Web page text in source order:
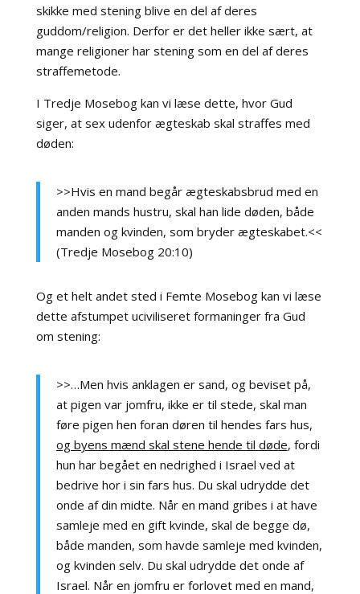
skikke med stening blive en del af deres
guddom/religion. Derfor er det heller ikke sært, at
mange religioner har stening som en del af deres
straffemetode.
I Tredje Mosebog kan vi læse dette, hvor Gud
siger, at sex udenfor ægteskab skal straffes med
døden:
>>Hvis en mand begår ægteskabsbrud med en
anden mands hustru, skal han lide døden, både
manden og kvinden, som bryder ægteskabet.<<
(Tredje Mosebog 20:10)
Og et helt andet sted i Femte Mosebog kan vi læse
dette afstumpet uciviliseret formaninger fra Gud
om stening:
>>…Men hvis anklagen er sand, og beviset på,
at pigen var jomfru, ikke er til stede, skal man
føre pigen hen foran døren til hendes fars hus,
og byens mænd skal stene hende til døde, fordi
hun har begået en nedrighed i Israel ved at
bedrive hor i sin fars hus. Du skal udrydde det
onde af din midte. Når en mand gribes i at have
samleje med en gift kvinde, skal de begge dø,
både manden, som havde samleje med kvinden,
og kvinden selv. Du skal udrydde det onde af
Israel. Når en jomfru er forlovet med en mand,